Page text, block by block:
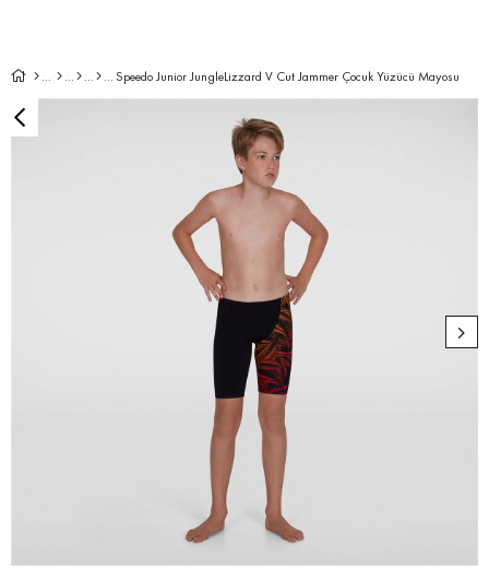
Speedo Junior JungleLizzard V Cut Jammer Çocuk Yüzücü Mayosu